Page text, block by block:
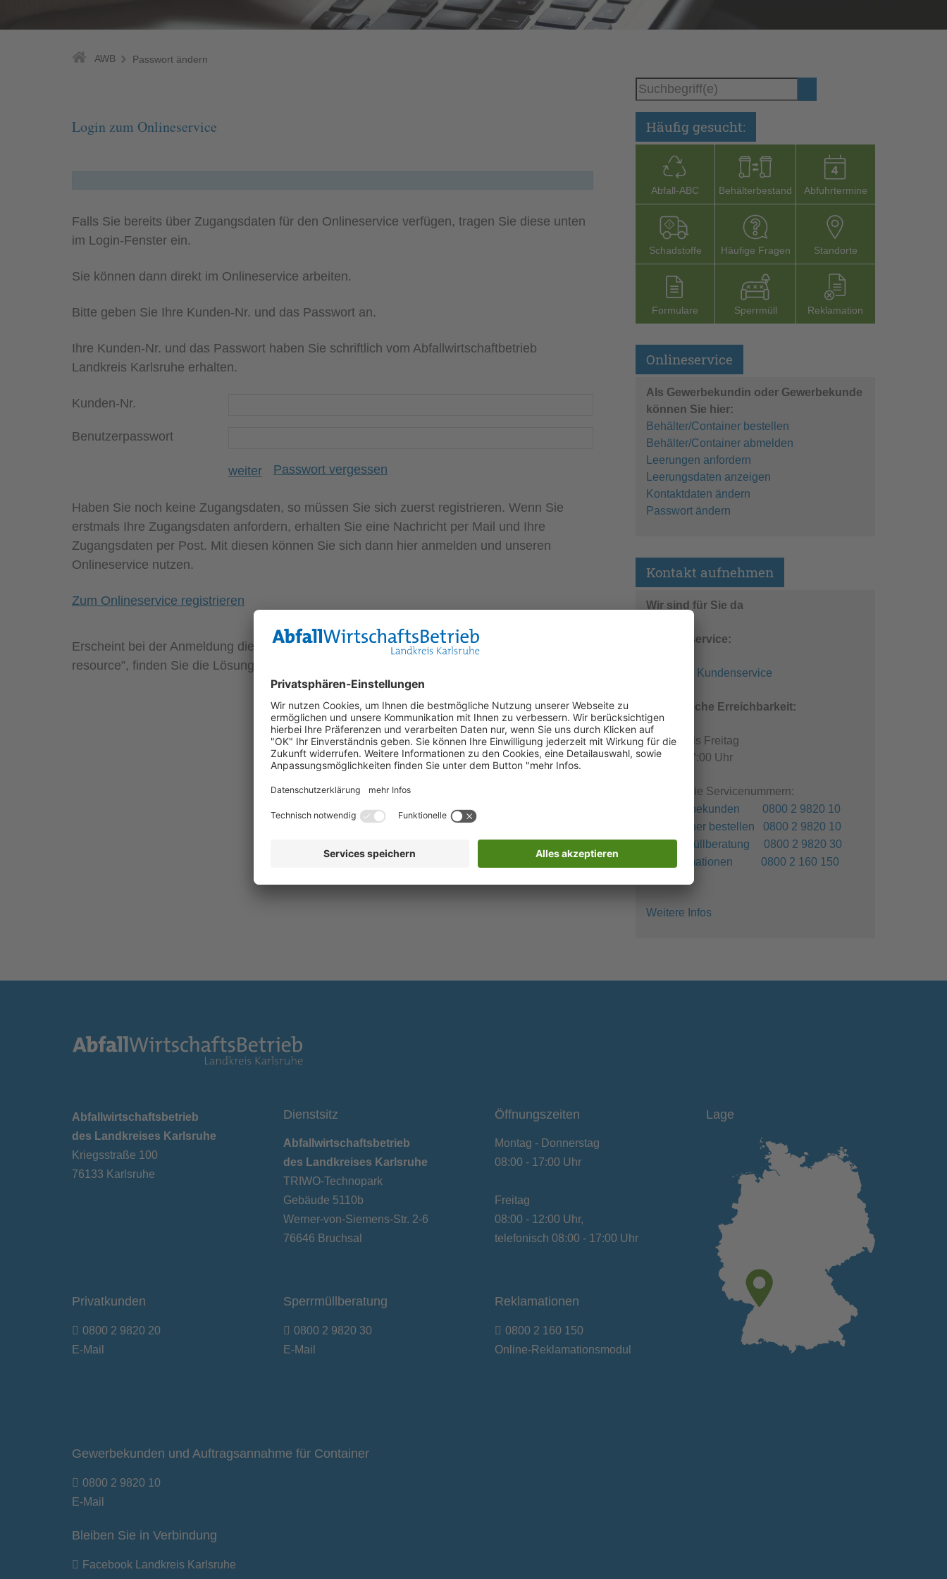
AWB Passwort ändern
Erscheint bei der Anmeldung die Meldung „forbidden – you don´t have access to this
resource”, finden Sie die Lösung dafür
Häufig gesucht:
Abfall-­ABC Behälterbestand Abfuhrtermine
Schadstoffe Häufige Fragen Stand­orte
Formu­lare Sperr­müll Reklamation
Onlineservice
Als Gewerbekundin oder Gewerbekunde
können Sie hier:
Behälter/Container bestellen
Behälter/Container abmelden
Leerungen anfordern
Leerungsdaten anzeigen
Kontaktdaten ändern
Passwort ändern
Kontakt aufnehmen
Wir sind für Sie da
Kundenservice:
E-Mail an Kundenservice
Telefonische Erreichbarkeit:
Montag bis Freitag
08:00 - 17:00 Uhr
Kostenfreie Servicenummern:
Gewerbekunden 0800 2 9820 10
Container bestellen 0800 2 9820 10
Sperrmüllberatung 0800 2 9820 30
Reklamationen 0800 2 160 150
Weitere Infos
Abfallwirtschaftsbetrieb
des Landkreises Karlsruhe
Kriegsstraße 100
76133 Karlsruhe
Dienstsitz
Abfallwirtschaftsbetrieb
des Landkreises Karlsruhe
TRIWO-Technopark
Gebäude 5110b
Werner-von-Siemens-Str. 2-6
76646 Bruchsal
Öffnungszeiten
Montag - Donnerstag
08:00 - 17:00 Uhr
Freitag
08:00 - 12:00 Uhr,
telefonisch 08:00 - 17:00 Uhr
Lage
Privatkunden
0800 2 9820 20
E-Mail
Sperrmüllberatung
0800 2 9820 30
E-Mail
Reklamationen
0800 2 160 150
Online-Reklamationsmodul
Gewerbekunden und Auftragsannahme für Container
0800 2 9820 10
E-Mail
Bleiben Sie in Verbindung
Facebook Landkreis Karlsruhe